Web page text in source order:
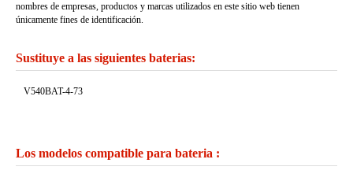
nombres de empresas, productos y marcas utilizados en este sitio web tienen
únicamente fines de identificación.
Sustituye a las siguientes baterias:
V540BAT-4-73
Los modelos compatible para bateria :